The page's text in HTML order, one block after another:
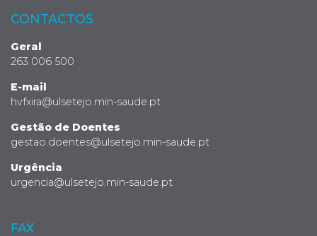
CONTACTOS
Geral
263 006 500
E-mail
hvfxira@ulsetejo.min-saude.pt
Gestão de Doentes
gestao.doentes@ulsetejo.min-saude.pt
Urgência
urgencia@ulsetejo.min-saude.pt
FAX